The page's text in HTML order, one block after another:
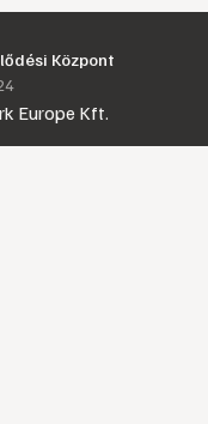
Központ
Europe Kft.